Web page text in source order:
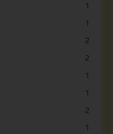
1
1
2
2
1
1
2
1